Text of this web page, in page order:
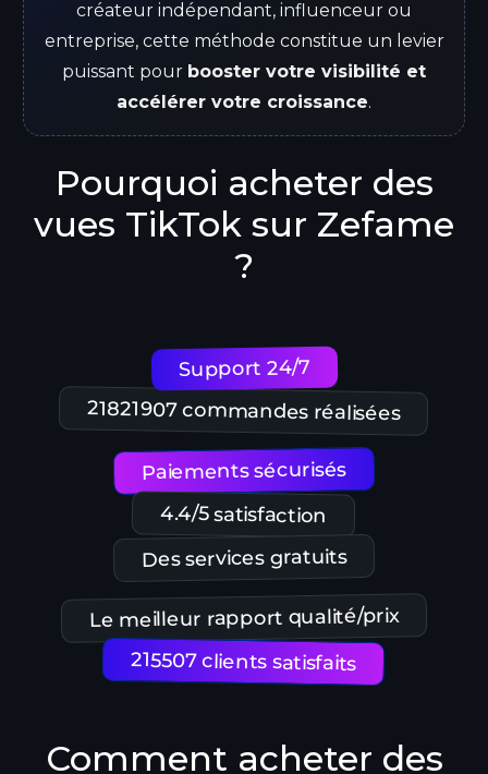
créateur indépendant, influenceur ou
entreprise, cette méthode constitue un levier
puissant pour booster votre visibilité et
accélérer votre croissance.
Pourquoi acheter des
vues TikTok sur Zefame
?
21821907 commandes réalisées
Support 24/7
Paiements sécurisés
4.4/5 satisfaction
Des services gratuits
Le meilleur rapport qualité/prix
215507 clients satisfaits
Comment acheter des